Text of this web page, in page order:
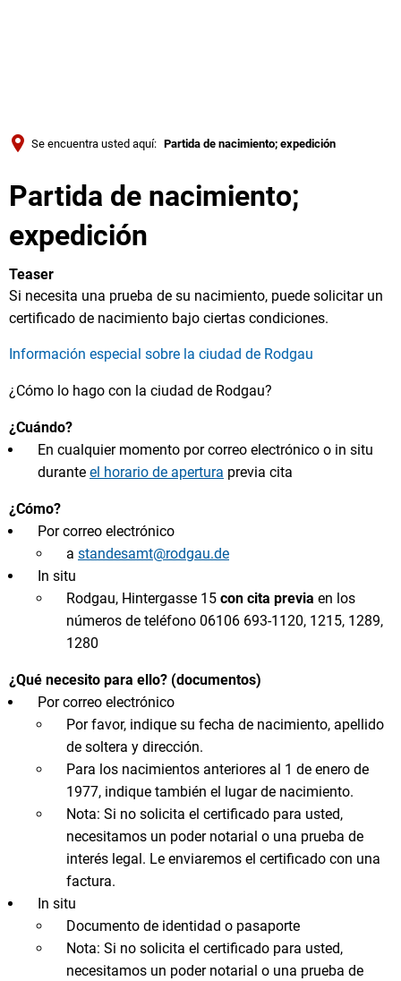
Български
Se encuentra usted aquí: Partida de nacimiento; expedición
Partida de nacimiento;
expedición
Teaser
Si necesita una prueba de su nacimiento, puede solicitar un
certificado de nacimiento bajo ciertas condiciones.
Información especial sobre la ciudad de Rodgau
¿Cómo lo hago con la ciudad de Rodgau?
¿Cuándo?
En cualquier momento por correo electrónico o in situ
durante el horario de apertura previa cita
¿Cómo?
Por correo electrónico
a standesamt@rodgau.de
In situ
Rodgau, Hintergasse 15 con cita previa en los
números de teléfono 06106 693-1120, 1215, 1289,
1280
¿Qué necesito para ello? (documentos)
Por correo electrónico
Por favor, indique su fecha de nacimiento, apellido
de soltera y dirección.
Para los nacimientos anteriores al 1 de enero de
1977, indique también el lugar de nacimiento.
Nota: Si no solicita el certificado para usted,
necesitamos un poder notarial o una prueba de
interés legal. Le enviaremos el certificado con una
factura.
In situ
Documento de identidad o pasaporte
Nota: Si no solicita el certificado para usted,
necesitamos un poder notarial o una prueba de